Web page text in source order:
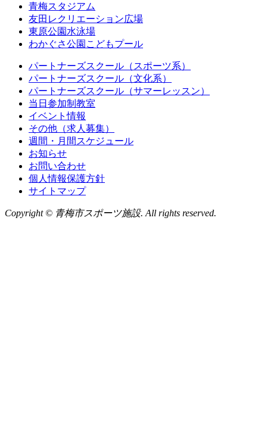
青梅スタジアム
友田レクリエーション広場
東原公園水泳場
わかぐさ公園こどもプール
パートナーズスクール（スポーツ系）
パートナーズスクール（文化系）
パートナーズスクール（サマーレッスン）
当日参加制教室
イベント情報
その他（求人募集）
週間・月間スケジュール
お知らせ
お問い合わせ
個人情報保護方針
サイトマップ
Copyright © 青梅市スポーツ施設. All rights reserved.